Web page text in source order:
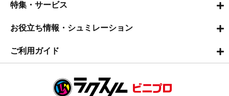
特集・サービス
お役立ち情報・シュミレーション
ご利用ガイド